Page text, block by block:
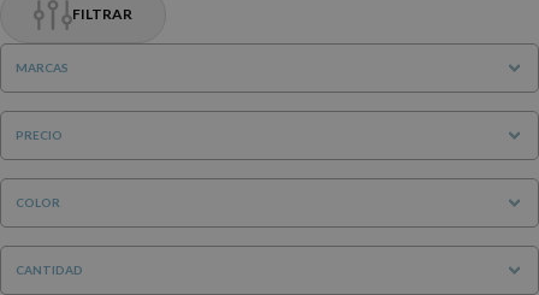
FILTRAR
MARCAS
PRECIO
COLOR
CANTIDAD